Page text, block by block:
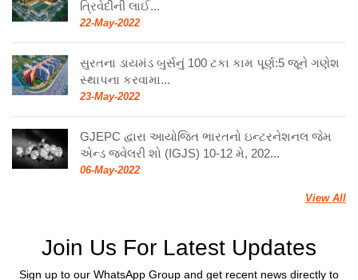
ત્રિવેદીની લાઈ...
22-May-2022
સુરતના ડાયમંડ બુર્સનું 100 ટકા કામ પૂર્ણ:5 જૂને ગણેશ
સ્થાપના કરવામા...
23-May-2022
GJEPC દ્વારા આયોજિત ભારતનો ઇન્ટરનેશનલ જેમ
એન્ડ જ્વેલરી શો (IGJS) 10-12 મે, 202...
06-May-2022
View All
Join Us For Latest Updates
Sign up to our WhatsApp Group and get recent news directly to